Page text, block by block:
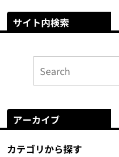
サイト内検索
アーカイブ
カテゴリから探す